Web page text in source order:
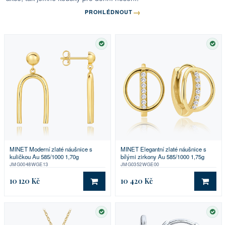
PROHLÉDNOUT →
SKLADEM
MINET Moderní zlaté náušnice s
kuličkou Au 585/1000 1,70g
JMG0048WGE13
10 120 Kč DO KOŠÍKU
MINET Elegantní zlaté náušnice s
bílými zirkony Au 585/1000 1,75g
JMG0352WGE00
10 420 Kč DO
SKLADEM